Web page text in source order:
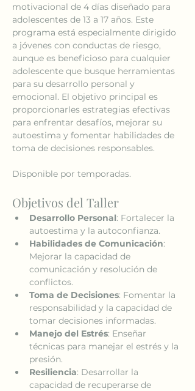
motivacional de 4 días diseñado para
adolescentes de 13 a 17 años. Este
programa está especialmente dirigido
a jóvenes con conductas de riesgo,
aunque es beneficioso para cualquier
adolescente que busque herramientas
para su desarrollo personal y
emocional. El objetivo principal es
proporcionarles estrategias efectivas
para enfrentar desafíos, mejorar su
autoestima y fomentar habilidades de
toma de decisiones responsables.
Disponible por temporadas.
Objetivos del Taller
Desarrollo Personal: Fortalecer la
autoestima y la autoconfianza.
Habilidades de Comunicación:
Mejorar la capacidad de
comunicación y resolución de
conflictos.
Toma de Decisiones: Fomentar la
responsabilidad y la capacidad de
tomar decisiones informadas.
Manejo del Estrés: Enseñar
técnicas para manejar el estrés y la
presión.
Resiliencia: Desarrollar la
capacidad de recuperarse de